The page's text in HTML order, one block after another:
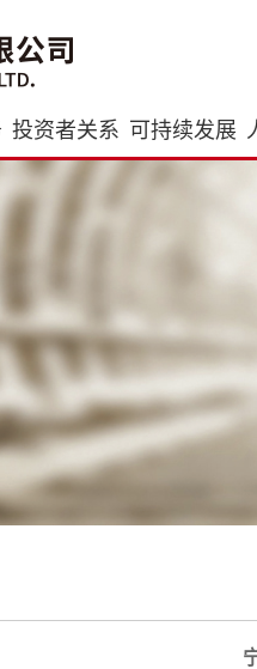
投资者关系 可持续发展